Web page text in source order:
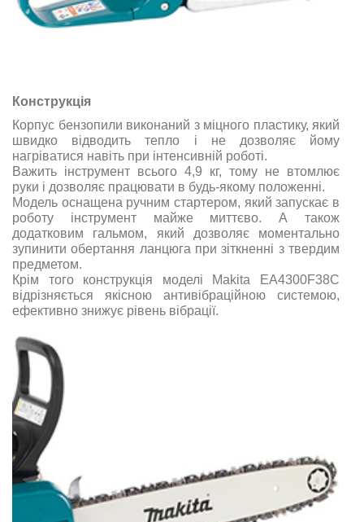
Конструкція
Корпус бензопили виконаний з міцного пластику, який
швидко відводить тепло і не дозволяє йому
нагріватися навіть при інтенсивній роботі.
Важить інструмент всього 4,9 кг, тому не втомлює
руки і дозволяє працювати в будь-якому положенні.
Модель оснащена ручним стартером, який запускає в
роботу інструмент майже миттєво. А також
додатковим гальмом, який дозволяє моментально
зупинити обертання ланцюга при зіткненні з твердим
предметом.
Крім того конструкція моделі Makita EA4300F38C
відрізняється якісною антивібраційною системою,
ефективно знижує рівень вібрації.